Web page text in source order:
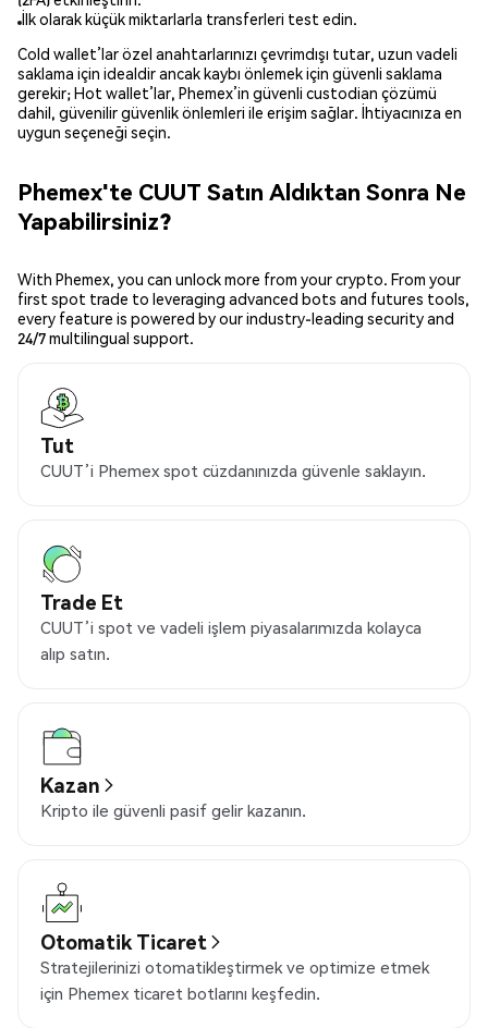
İlk olarak küçük miktarlarla transferleri test edin.
Cold wallet’lar özel anahtarlarınızı çevrimdışı tutar, uzun vadeli
saklama için idealdir ancak kaybı önlemek için güvenli saklama
gerekir; Hot wallet’lar, Phemex’in güvenli custodian çözümü
dahil, güvenilir güvenlik önlemleri ile erişim sağlar. İhtiyacınıza en
uygun seçeneği seçin.
Phemex'te CUUT Satın Aldıktan Sonra Ne
Yapabilirsiniz?
With Phemex, you can unlock more from your crypto. From your
first spot trade to leveraging advanced bots and futures tools,
every feature is powered by our industry-leading security and
24/7 multilingual support.
Tut
CUUT’i Phemex spot cüzdanınızda güvenle saklayın.
Trade Et
CUUT’i spot ve vadeli işlem piyasalarımızda kolayca
alıp satın.
Kazan
Kripto ile güvenli pasif gelir kazanın.
Otomatik Ticaret
Stratejilerinizi otomatikleştirmek ve optimize etmek
için Phemex ticaret botlarını keşfedin.